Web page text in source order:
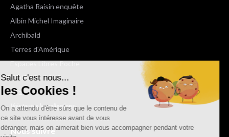
Salut c'est nous...
les Cookies !
On a attendu d'être sûrs que le contenu de
ce site vous intéresse avant de vous
déranger, mais on aimerait bien vous accompagner pendant votre
Agatha Raisin enquête
Albin Michel Imaginaire
Archibald
Terres d'Amérique
Espaces Libres Poche
NOX
Wiz
Voir toutes les collections
Nous suivre